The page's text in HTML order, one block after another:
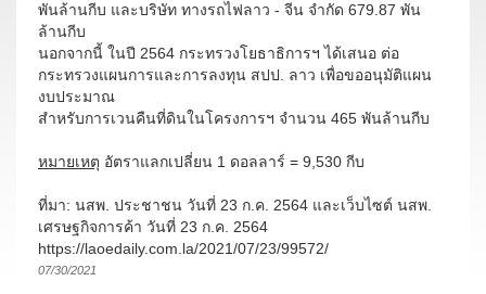
พันล้านกีบ และบริษัท ทางรถไฟลาว - จีน จำกัด 679.87 พัน
ล้านกีบ
นอกจากนี้ ในปี 2564 กระทรวงโยธาธิการฯ ได้เสนอ ต่อ
กระทรวงแผนการและการลงทุน สปป. ลาว เพื่อขออนุมัติแผน
งบประมาณ
สำหรับการเวนคืนที่ดินในโครงการฯ จำนวน 465 พันล้านกีบ
หมายเหตุ อัตราแลกเปลี่ยน 1 ดอลลาร์ = 9,530 กีบ
ที่มา: นสพ. ประชาชน วันที่ 23 ก.ค. 2564 และเว็บไซต์ นสพ.
เศรษฐกิจการค้า วันที่ 23 ก.ค. 2564
https://laoedaily.com.la/2021/07/23/99572/
07/30/2021